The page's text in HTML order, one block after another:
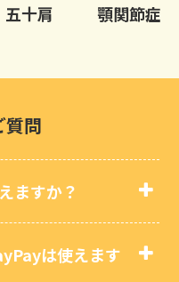
五十肩
顎関節症
質問
ますか？
は使えます